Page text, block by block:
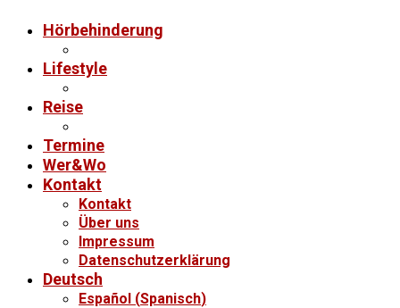
Hörbehinderung
Lifestyle
Reise
Termine
Wer&Wo
Kontakt
Kontakt
Über uns
Impressum
Datenschutzerklärung
Deutsch
Español (Spanisch)